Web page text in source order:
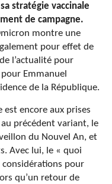
stratégie vaccinale
de campagne.
montre une
pour effet de
l’actualité pour
Emmanuel
de la République.
est encore aux prises
précédent variant, le
du Nouvel An, et
Avec lui, le « quoi
considérations pour
qu’un retour de